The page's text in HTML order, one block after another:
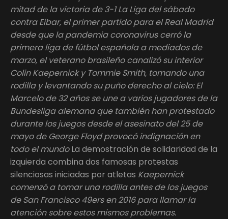
mitad de la victoria de 3-1 La Liga del sábado
contra Eibar, el primer partido para el Real Madrid
desde que la pandemia coronavirus cerró la
primera liga de fútbol española a mediados de
marzo, el veterano brasileño canalizó su interior
Colin Kaepernick y Tommie Smith, tomando una
rodilla y levantando su puño derecho al cielo: El
Marcelo de 32 años se une a varios jugadores de la
Bundesliga alemana que también han protestado
durante los juegos desde el asesinato del 25 de
mayo de George Floyd provocó indignación en
todo el mundoLa demostración de solidaridad de la
izquierda combina dos famosas protestas
silenciosas iniciadas por atletas Kaepernick
comenzó a tomar una rodilla antes de los juegos
de San Francisco 49ers en 2016 para llamar la
atención sobre estos mismos problemas.